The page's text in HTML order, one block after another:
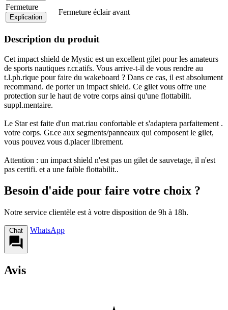
Fermeture
Explication
Fermeture éclair avant
Description du produit
Cet impact shield de Mystic est un excellent gilet pour les amateurs
de sports nautiques r.cr.atifs. Vous arrive-t-il de vous rendre au
t.l.ph.rique pour faire du wakeboard ? Dans ce cas, il est absolument
recommand. de porter un impact shield. Ce gilet vous offre une
protection sur le haut de votre corps ainsi qu'une flottabilit.
suppl.mentaire.
Le Star est faite d'un mat.riau confortable et s'adaptera parfaitement .
votre corps. Gr.ce aux segments/panneaux qui composent le gilet,
vous pouvez vous d.placer librement.
Attention : un impact shield n'est pas un gilet de sauvetage, il n'est
pas certifi. et a une faible flottabilit..
Besoin d'aide pour faire votre choix ?
Notre service clientèle est à votre disposition de 9h à 18h.
Chat WhatsApp
Avis